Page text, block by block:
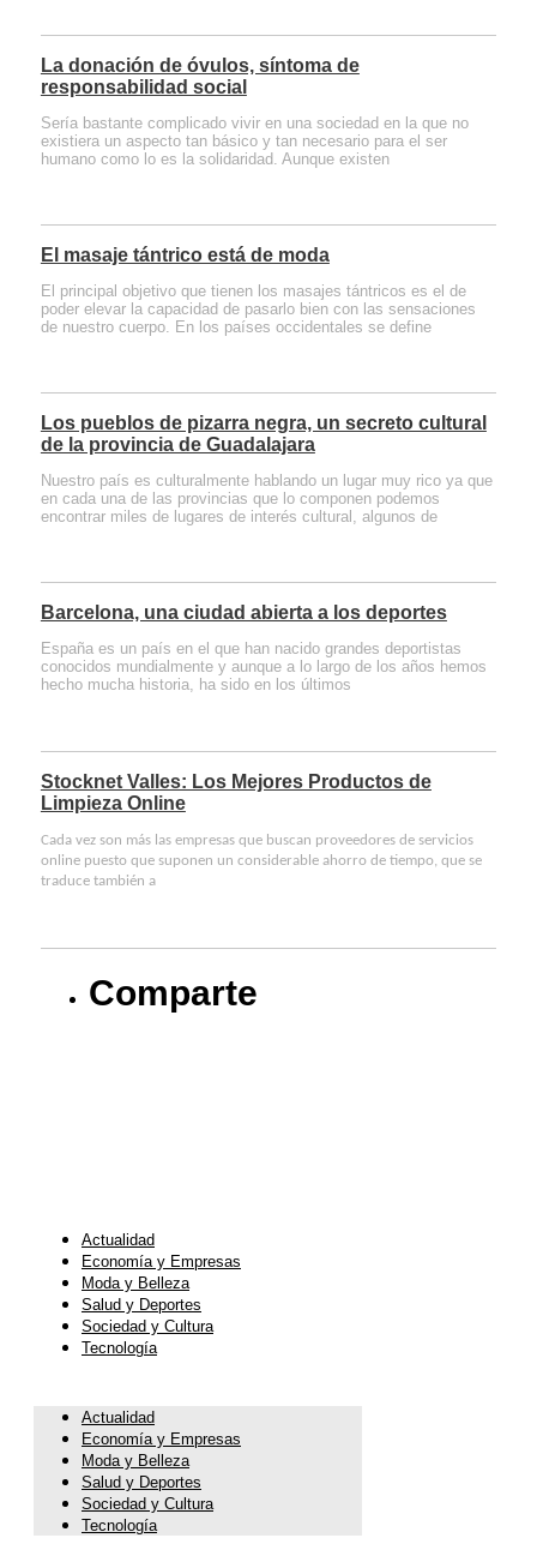
La donación de óvulos, síntoma de
responsabilidad social
Sería bastante complicado vivir en una sociedad en la que no
existiera un aspecto tan básico y tan necesario para el ser
humano como lo es la solidaridad. Aunque existen
El masaje tántrico está de moda
El principal objetivo que tienen los masajes tántricos es el de
poder elevar la capacidad de pasarlo bien con las sensaciones
de nuestro cuerpo. En los países occidentales se define
Los pueblos de pizarra negra, un secreto cultural
de la provincia de Guadalajara
Nuestro país es culturalmente hablando un lugar muy rico ya que
en cada una de las provincias que lo componen podemos
encontrar miles de lugares de interés cultural, algunos de
Barcelona, una ciudad abierta a los deportes
España es un país en el que han nacido grandes deportistas
conocidos mundialmente y aunque a lo largo de los años hemos
hecho mucha historia, ha sido en los últimos
Stocknet Valles: Los Mejores Productos de
Limpieza Online
Cada vez son más las empresas que buscan proveedores de servicios
online puesto que suponen un considerable ahorro de tiempo, que se
traduce también a
Comparte
Actualidad
Economía y Empresas
Moda y Belleza
Salud y Deportes
Sociedad y Cultura
Tecnología
Actualidad
Economía y Empresas
Moda y Belleza
Salud y Deportes
Sociedad y Cultura
Tecnología